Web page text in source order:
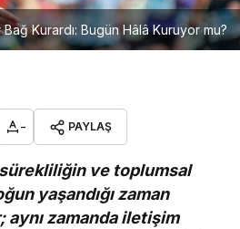
Kurardı: Bugün Hâlâ Kuruyor mu?
- PAYLAŞ
ve toplumsal
yaşandığı zaman
zamanda iletişim